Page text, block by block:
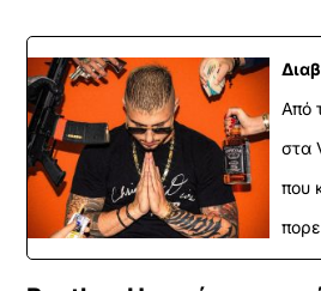
Από
στα
που